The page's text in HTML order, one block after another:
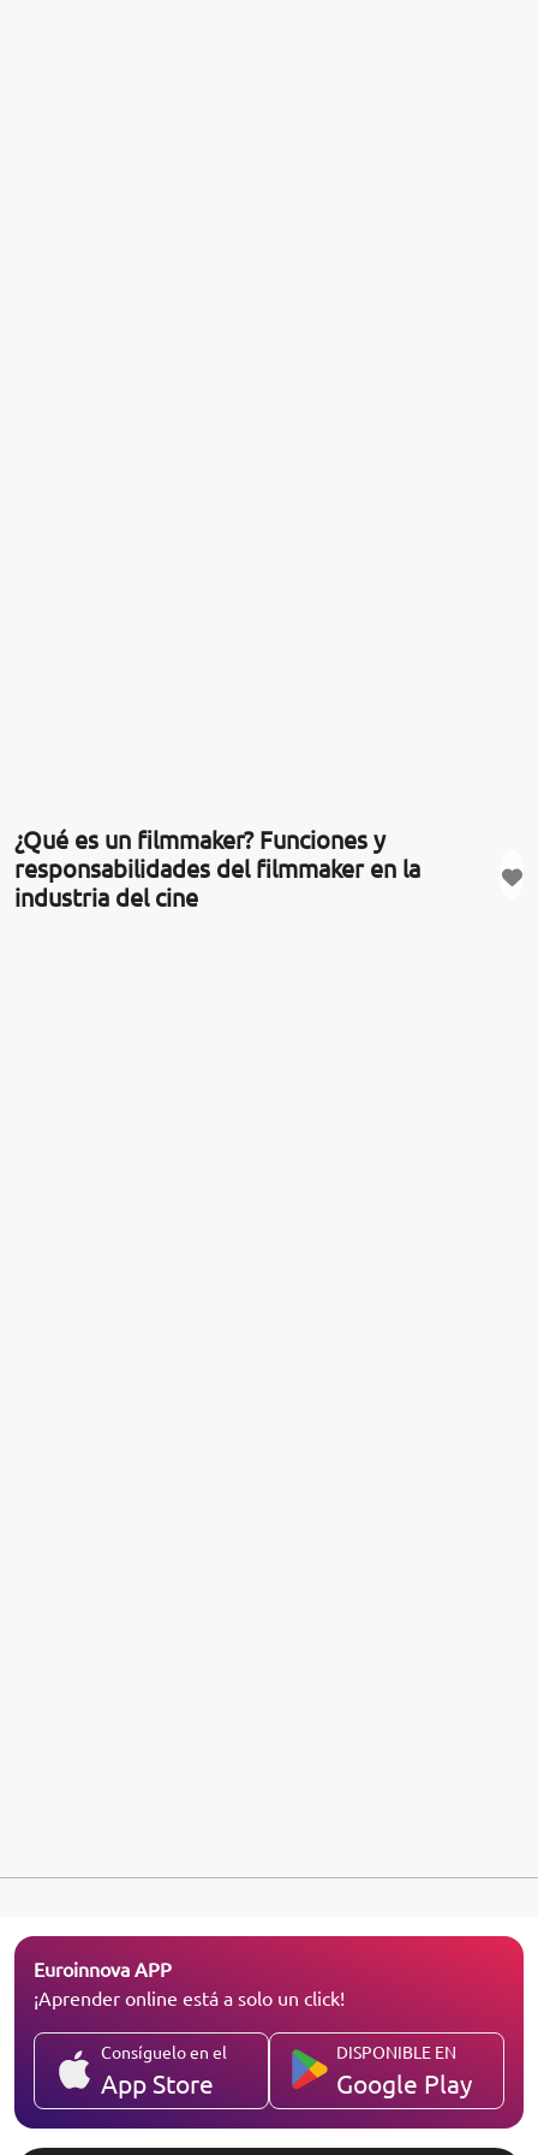
¿Qué es un filmmaker? Funciones y
responsabilidades del filmmaker en la
industria del cine
Euroinnova APP
¡Aprender online está a solo un click!
Consíguelo en el
App Store
DISPONIBLE EN
Google Play